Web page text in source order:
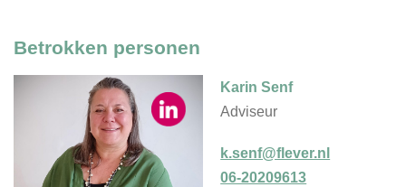
Betrokken personen
Karin Senf
Adviseur
k.senf@flever.nl
06-20209613